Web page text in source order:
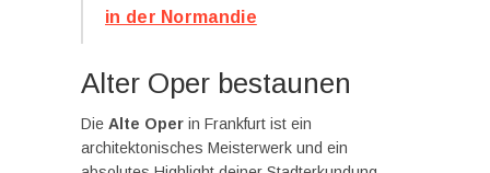
in der Normandie
Alter Oper bestaunen
Die Alte Oper in Frankfurt ist ein
architektonisches Meisterwerk und ein